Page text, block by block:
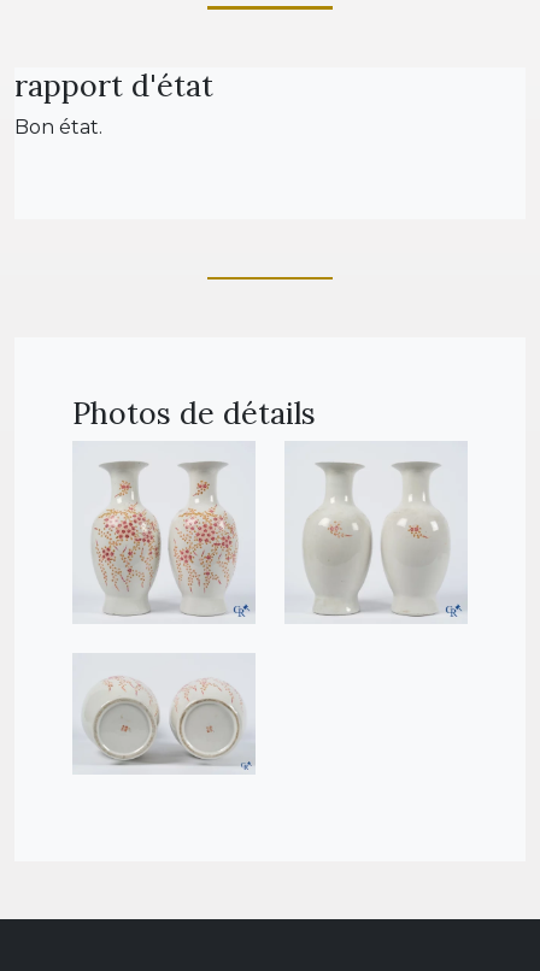
rapport d'état
Bon état.
Photos de détails